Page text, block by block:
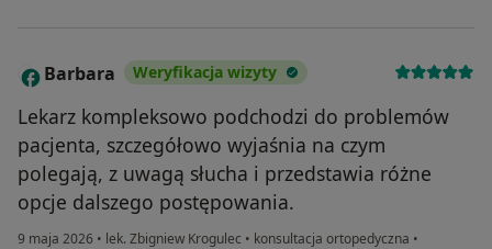
B Barbara Weryfikacja wizyty
Lekarz kompleksowo podchodzi do problemów
pacjenta, szczegółowo wyjaśnia na czym
polegają, z uwagą słucha i przedstawia różne
opcje dalszego postępowania.
9 maja 2026 • lek. Zbigniew Krogulec • konsultacja ortopedyczna •